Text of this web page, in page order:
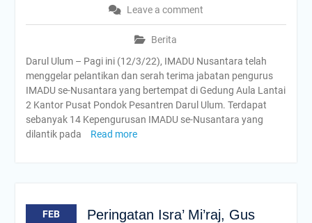
Leave a comment
Berita
Darul Ulum – Pagi ini (12/3/22), IMADU Nusantara telah
menggelar pelantikan dan serah terima jabatan pengurus
IMADU se-Nusantara yang bertempat di Gedung Aula Lantai
2 Kantor Pusat Pondok Pesantren Darul Ulum. Terdapat
sebanyak 14 Kepengurusan IMADU se-Nusantara yang
dilantik pada
Read more
FEB
Peringatan Isra’ Mi’raj, Gus